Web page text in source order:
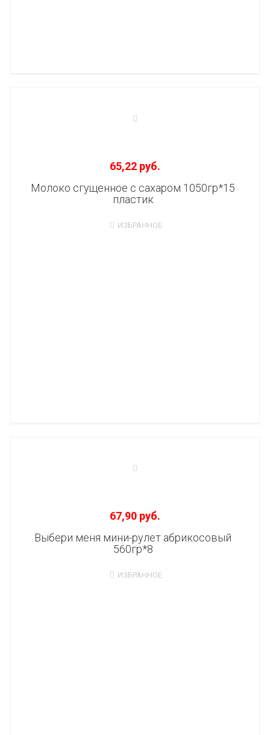
65,22 руб.
Молоко сгущенное с сахаром 1050гр*15
пластик
ИЗБРАННОЕ
67,90 руб.
Выбери меня мини-рулет абрикосовый
560гр*8
ИЗБРАННОЕ